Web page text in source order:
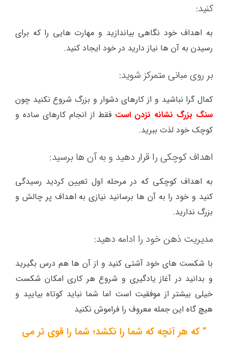
کنید:
به اهداف خود نگاهی بیاندازید و مهارت هایی را که برای
رسیدن به آن ها نیاز دارید در خود ایجاد کنید.
بر روی مبانی متمرکز شوید:
کمال گرا نباشید و از کارهای دشوار و بزرگ شروع نکنید چون
سنگ بزرگ نشانه نزدن است فقط از انجام کارهای ساده و
کوچک خود لذت ببرید.
اهداف کوچکی را قرار دهید و به آن ها برسید:
به اهداف کوچکی که در مرحله اول تعیین کردید رسیدگی
کنید و خود را به آن ها برسانید نیازی به اهداف پر چالش و
بزرگ ندارید.
مدیریت ذهن خود را ادامه دهید:
با شکست های خود آشتی کنید و از آن ها هم درس بگیرید
و بدانید در آغاز یادگیری و شروع هر کاری امکان شکست
خیلی بیشتر از موفقیت است اما شما نباید کوتاه بیایید و
هیچ گاه این جمله معروف را فراموش نکنید
” که هر آنچه که شما را نکشد؛ شما را قوی تر می